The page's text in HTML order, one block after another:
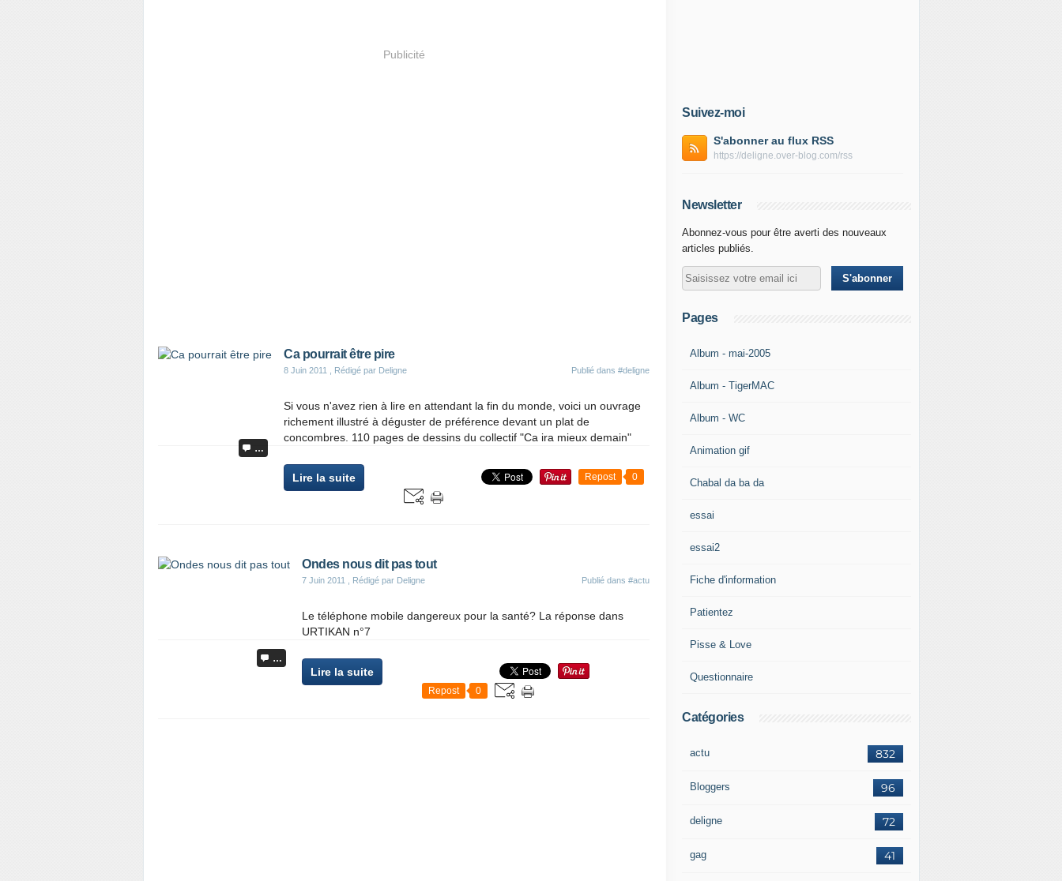
Publicité
…
Ca pourrait être pire
8 Juin 2011 , Rédigé par Deligne Publié dans #deligne
Si vous n'avez rien à lire en attendant la fin du monde, voici un ouvrage
richement illustré à déguster de préférence devant un plat de
concombres. 110 pages de dessins du collectif "Ca ira mieux demain"
Lire la suite Repost 0
…
Ondes nous dit pas tout
7 Juin 2011 , Rédigé par Deligne Publié dans #actu
Le téléphone mobile dangereux pour la santé? La réponse dans
URTIKAN n°7
Lire la suite
Repost 0
Suivez-moi
S'abonner au flux RSS
https://deligne.over-blog.com/rss
Newsletter
Abonnez-vous pour être averti des nouveaux
articles publiés.
Pages
Album - mai-2005
Album - TigerMAC
Album - WC
Animation gif
Chabal da ba da
essai
essai2
Fiche d'information
Patientez
Pisse & Love
Questionnaire
Catégories
832
actu
96
Bloggers
72
deligne
41
gag